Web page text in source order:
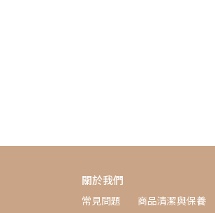
關於我們
常見問題 商品清潔與保養